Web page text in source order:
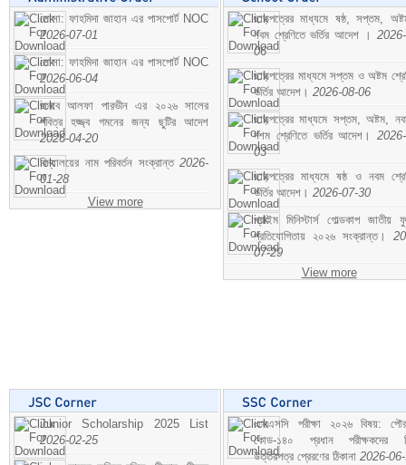
মোসা: ফাহমিদা জাহান এর পাসপোর্ট NOC
2026-07-01
মোসা: ফাহমিদা জাহান এর পাসপোর্ট NOC
2026-06-04
জনাব আলফা পারভীন এর ২০২৬ সালের
পবিত্র হজ্জ্ব গমনের জন্য ছুটির আদেশ
2026-04-20
বিদ্যালয়ের নাম পরিবর্তন সংক্রান্ত 2026-
01-28
View more
ছাড়পত্রের মাধ্যমে ষষ্ঠ, সপ্তম,
নবম শ্রেণিতে ভর্তির আদেশ ।
06
ছাড়পত্রের মাধ্যমে সপ্তম ও অষ্টম
ভর্তির আদেশ। 2026-08-06
ছাড়পত্রের মাধ্যমে সপ্তম, অষ্টম,
দশম শ্রেণিতে ভর্তির আদেশ।
03
ছাড়পত্রের মাধ্যমে ষষ্ঠ ও নবম
ভর্তির আদেশ। 2026-07-30
প্রাইম মিনিস্টার্স গোল্ডকাপ জাতীয়
প্রতিযোগিতায় ২০২৬ সংক্রান্ত।
07-29
View more
Junior Scholarship 2025 List
2026-02-25
এসএসসি পরীক্ষা ২০২৬ বিষয়:
কোড-১৪০ প্রধান পরীক্ষকদের
উত্তরপত্র প্রেরণের ঠিকানা 2026-